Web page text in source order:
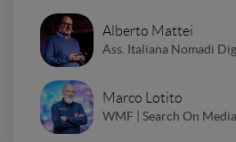
Alberto Mattei
Ass. Italiana Nomadi
Marco Lotito
WMF | Search On